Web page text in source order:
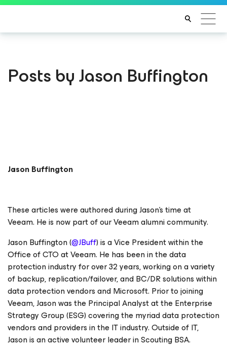
Posts by Jason Buffington
Jason Buffington
These articles were authored during Jason’s time at
Veeam. He is now part of our Veeam alumni community.
Jason Buffington (@JBuff) is a Vice President within the
Office of CTO at Veeam. He has been in the data
protection industry for over 32 years, working on a variety
of backup, replication/failover, and BC/DR solutions within
data protection vendors and Microsoft. Prior to joining
Veeam, Jason was the Principal Analyst at the Enterprise
Strategy Group (ESG) covering the myriad data protection
vendors and providers in the IT industry. Outside of IT,
Jason is an active volunteer leader in Scouting BSA.